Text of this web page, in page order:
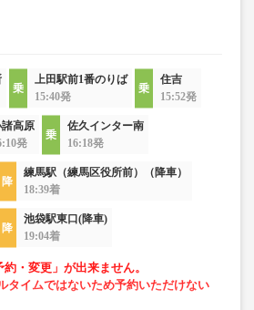
上田駅前1番のりば
15:40発
住吉
15:52発
高原
発
佐久インター南
16:18発
練馬駅（練馬区役所前）（降車）
18:39着
池袋駅東口(降車)
19:04着
・変更」が出来ません。
タイムではないため予約いただけない